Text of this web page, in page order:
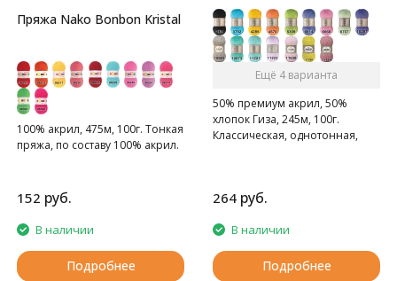
Пряжа Nako Bonbon Kristal
100% акрил, 475м, 100г. Тонкая
пряжа, по составу 100% акрил.
152 руб.
В наличии
Подробнее
Ещё 4 варианта
50% премиум акрил, 50%
хлопок Гиза, 245м, 100г.
Классическая, однотонная,
264 руб.
В наличии
Подробнее